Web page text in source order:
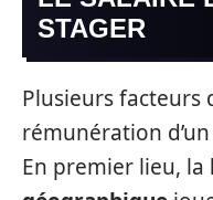
STAGER
Plusieurs facteurs
rémunération
En premier lieu, la